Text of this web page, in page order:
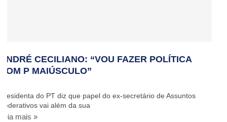
ANDRÉ CECILIANO: “VOU FAZER POLÍTICA
COM P MAIÚSCULO”
Presidenta do PT diz que papel do ex-secretário de Assuntos
Federativos vai além da sua
Leia mais »